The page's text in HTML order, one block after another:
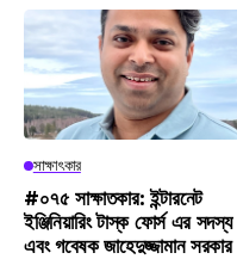
সাক্ষাৎকার
#০৭৫ সাক্ষাতকার: ইন্টারনেট
ইঞ্জিনিয়ারিং টাস্ক ফোর্স এর সদস্য
এবং গবেষক জাহেদুজ্জামান সরকার